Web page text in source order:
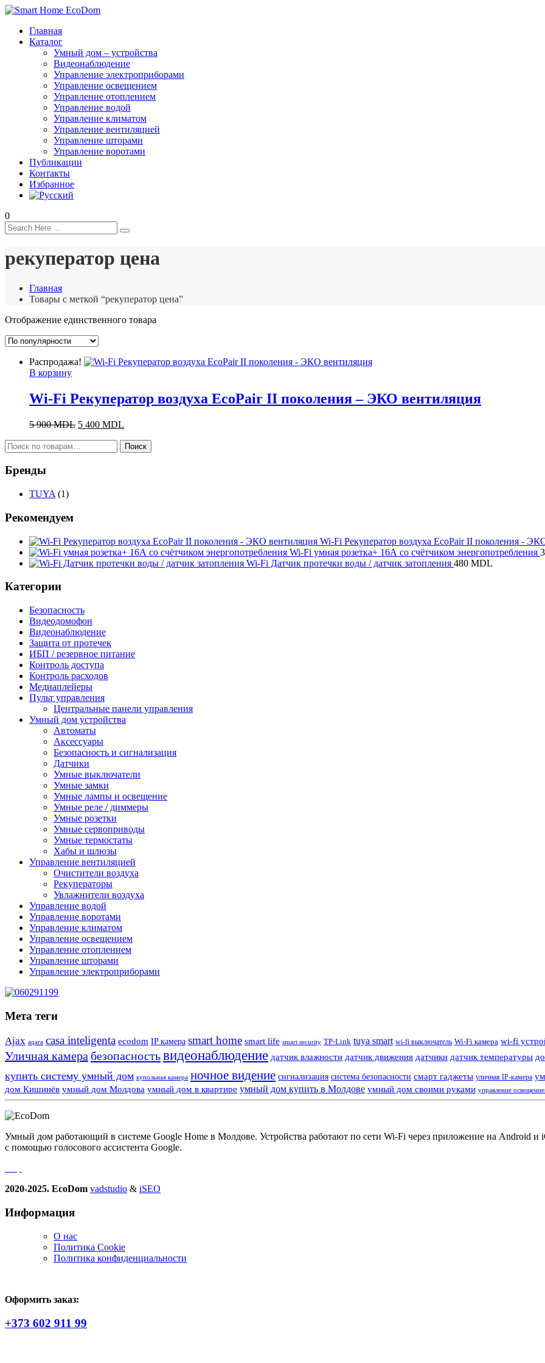
Главная
Каталог
Умный дом – устройства
Видеонаблюдение
Управление электроприборами
Управление освещением
Управление отоплением
Управление водой
Управление климатом
Управление вентиляцией
Управление шторами
Управление воротами
Публикации
Контакты
Избранное
0
рекуператор цена
Главная
Товары с меткой “рекуператор цена”
Отображение единственного товара
Распродажа!
В корзину
Wi-Fi Рекуператор воздуха EcoPair II поколения – ЭКО вентиляция
5 900MDL Первоначальная
5 400 MDL
5
Искать: Поиск
Бренды
TUYA (1)
Рекомендуем
Wi-Fi Рекуператор воздуха EcoPair II поколения -
Wi-Fi умная розетка+ 16А со счётчиком энергопотребления
Wi-Fi Датчик протечки воды / датчик затопления 480 MDL
Категории
Безопасность
Видеодомофон
Видеонаблюдение
Защита от протечек
ИБП / резервное питание
Контроль доступа
Контроль расходов
Медиаплейеры
Пульт управления
Центральные панели управления
Умный дом устройства
Автоматы
Аксессуары
Безопасность и сигнализация
Датчики
Умные выключатели
Умные замки
Умные лампы и освещение
Умные реле / диммеры
Умные розетки
Умные сервоприводы
Умные термостаты
Хабы и шлюзы
Управление вентиляцией
Очистители воздуха
Рекуператоры
Увлажнители воздуха
Управление водой
Управление воротами
Управление климатом
Управление освещением
Управление отоплением
Управление шторами
Управление электроприборами
Мета теги
Ajax aqara casa inteligenta ecodom IP камера smart home smart life smart security TP-Link tuya smart wi-fi выключатель Wi-Fi камера wi-fi
Уличная камера безопасностьвидеонаблюдение датчик влажности датчик движения датчики датчик температуры
купить систему умный дом купольная камера ночное видение сигнализация система безопасности смарт гаджеты уличная IP-камера
дом Кишинёв умный дом Молдова умный дом в квартире умный дом купить в Молдове умный дом своими руками управление
Умный дом работающий в системе Google Home в Молдове. Устройства работают по сети Wi-Fi через приложение на Android и
с помощью голосового ассистента Google.
2020-2025. EcoDom vadstudio & iSEO
Информация
О нас
Политика Сookie
Политика конфиденциальности
Оформить заказ:
+373 602 911 99